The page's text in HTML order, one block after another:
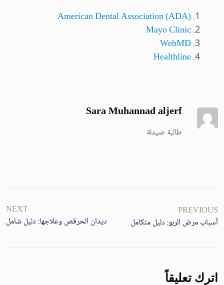
American Dental Association (ADA)
Mayo Clinic
WebMD
Healthline
Sara Muhannad aljerf
طالبة صيدلة
PREVIOUS
أسباب مرض الربو: دليل متكامل
NEXT
ديدان الحرقص وعلاجها: دليل شامل
اترك تعليقاً